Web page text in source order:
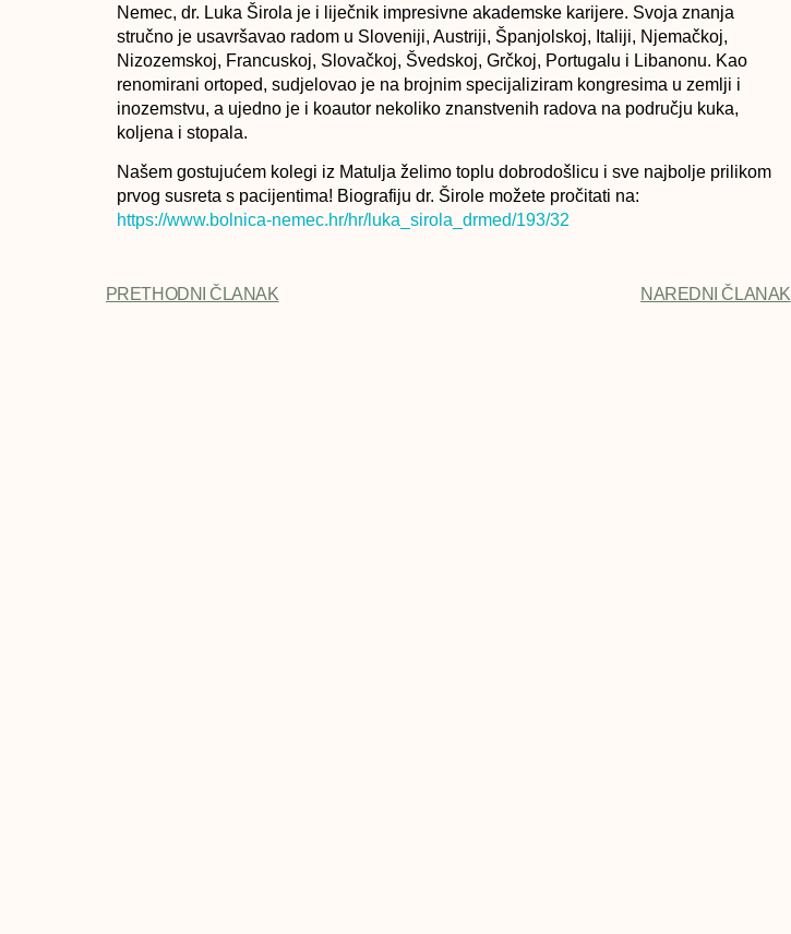
Nemec, dr. Luka Širola je i liječnik impresivne akademske karijere. Svoja znanja
stručno je usavršavao radom u Sloveniji, Austriji, Španjolskoj, Italiji, Njemačkoj,
Nizozemskoj, Francuskoj, Slovačkoj, Švedskoj, Grčkoj, Portugalu i Libanonu. Kao
renomirani ortoped, sudjelovao je na brojnim specijaliziram kongresima u zemlji i
inozemstvu, a ujedno je i koautor nekoliko znanstvenih radova na području kuka,
koljena i stopala.
Našem gostujućem kolegi iz Matulja želimo toplu dobrodošlicu i sve najbolje prilikom
prvog susreta s pacijentima! Biografiju dr. Širole možete pročitati na:
https://www.bolnica-nemec.hr/hr/luka_sirola_drmed/193/32
PRETHODNI ČLANAK NAREDNI ČLANAK